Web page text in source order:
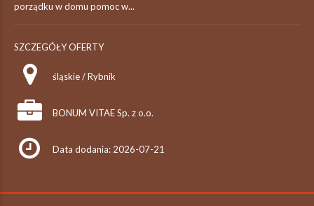
porządku w domu pomoc w...
SZCZEGÓŁY OFERTY
śląskie / Rybnik
BONUM VITAE Sp. z o.o.
Data dodania: 2026-07-21